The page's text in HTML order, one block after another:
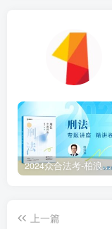
2024众合法考-柏浪涛刑法-精讲卷pdf电子版（附视频1-76全）
上一篇